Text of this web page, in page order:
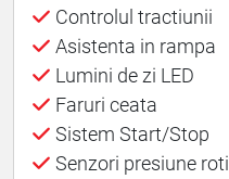
Controlul tractiunii
Asistenta in rampa
Lumini de zi LED
Faruri ceata
Sistem Start/Stop
Senzori presiune roti